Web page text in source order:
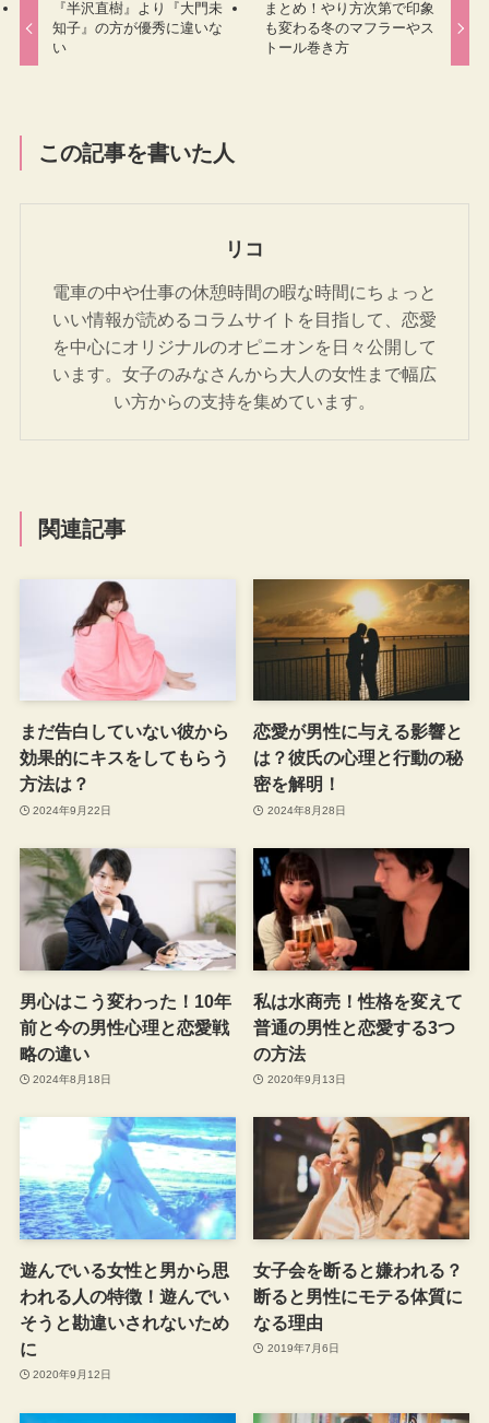
『半沢直樹』より『大門未
知子』の方が優秀に違いな
い
まとめ！やり方次第で印象
も変わる冬のマフラーやス
トール巻き方
この記事を書いた人
リコ
電車の中や仕事の休憩時間の暇な時間にちょっと
いい情報が読めるコラムサイトを目指して、恋愛
を中心にオリジナルのオピニオンを日々公開して
います。女子のみなさんから大人の女性まで幅広
い方からの支持を集めています。
関連記事
まだ告白していない彼から
効果的にキスをしてもらう
方法は？
2024年9月22日
恋愛が男性に与える影響と
は？彼氏の心理と行動の秘
密を解明！
2024年8月28日
男心はこう変わった！10年
前と今の男性心理と恋愛戦
略の違い
2024年8月18日
私は水商売！性格を変えて
普通の男性と恋愛する3つ
の方法
2020年9月13日
遊んでいる女性と男から思
われる人の特徴！遊んでい
そうと勘違いされないため
に
2020年9月12日
女子会を断ると嫌われる？
断ると男性にモテる体質に
なる理由
2019年7月6日